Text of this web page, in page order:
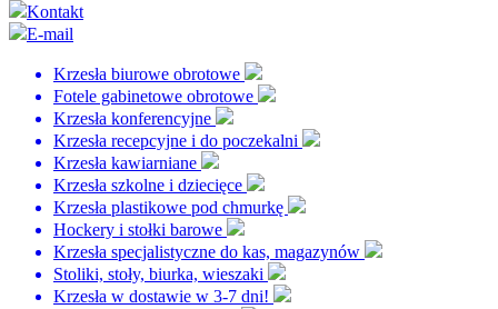
Kontakt
E-mail
Krzesła biurowe obrotowe
Fotele gabinetowe obrotowe
Krzesła konferencyjne
Krzesła recepcyjne i do poczekalni
Krzesła kawiarniane
Krzesła szkolne i dziecięce
Krzesła plastikowe pod chmurkę
Hockery i stołki barowe
Krzesła specjalistyczne do kas, magazynów
Stoliki, stoły, biurka, wieszaki
Krzesła w dostawie w 3-7 dni!